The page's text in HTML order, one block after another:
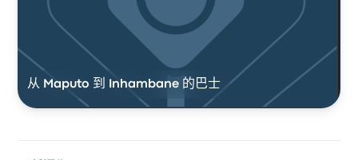
从 Maputo 到 Inhambane 的巴士